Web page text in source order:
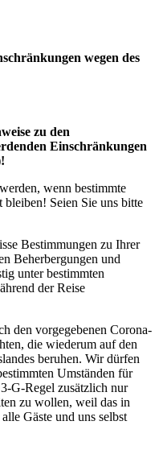
wegen des
zu den
Einschränkungen
wenn bestimmte
Seien Sie uns bitte
Bestimmungen zu Ihrer
Beherbergungen und
unter bestimmten
der Reise
den vorgegebenen Corona-
die wiederum auf den
beruhen. Wir dürfen
Umständen für
G-Regel zusätzlich nur
zu wollen, weil das in
Gäste und uns selbst